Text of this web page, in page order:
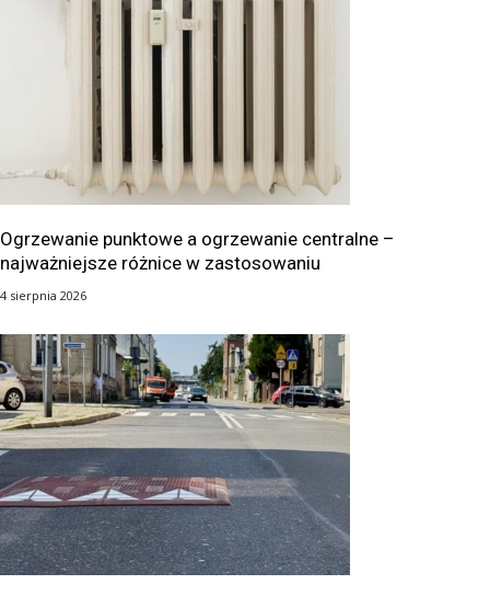
Ogrzewanie punktowe a ogrzewanie centralne –
najważniejsze różnice w zastosowaniu
4 sierpnia 2026